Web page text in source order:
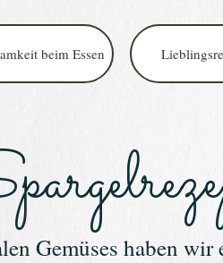
beim Essen
Gemüses haben wir